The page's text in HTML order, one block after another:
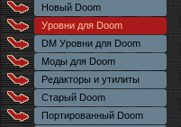
Новый Doom
Уровни для Doom
DM Уровни для Doom
Моды для Doom
Редакторы и утилиты
Старый Doom
Портированный Doom